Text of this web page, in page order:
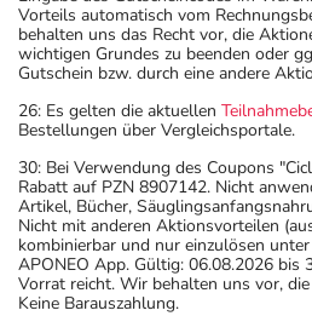
Vorteils automatisch vom
behalten uns das Recht vor, die
wichtigen Grundes zu beenden oder
Gutschein bzw. durch eine andere
26: Es gelten die aktuellen
Bestellungen über Vergleichsportale.
30: Bei Verwendung des Coupons
Rabatt auf PZN 8907142. Nicht
Artikel, Bücher,
Nicht mit anderen Aktionsvorteilen
kombinierbar und nur einzulösen
APONEO App. Gültig: 06.08.2026 bis
Vorrat reicht. Wir behalten uns vor,
Keine Barauszahlung.